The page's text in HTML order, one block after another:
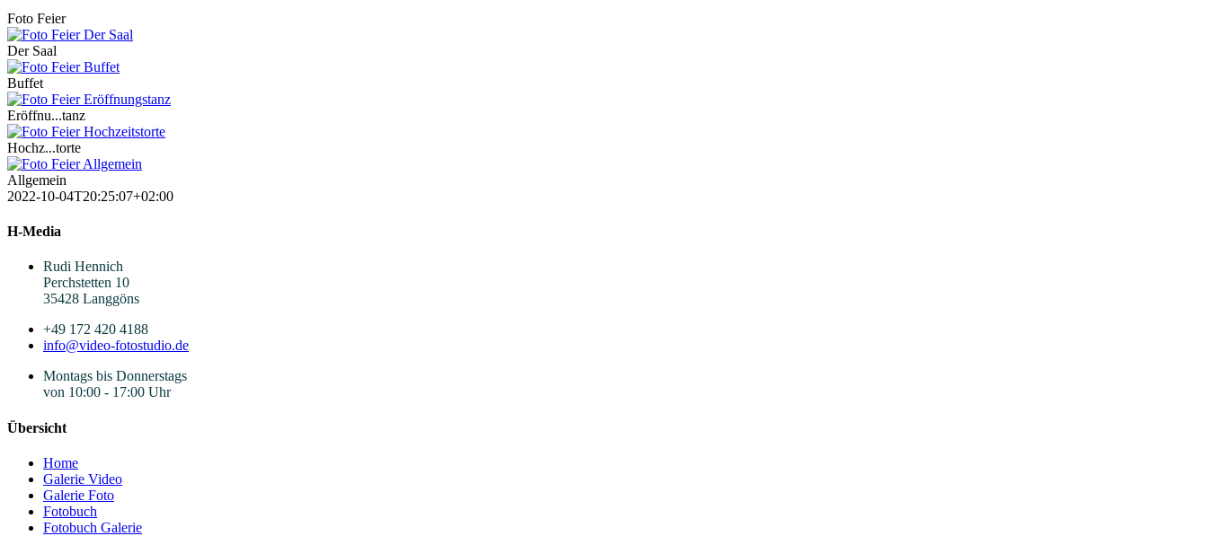
Foto Feier
Der Saal
Buffet
Eröffnu...tanz
Hochz...torte
Allgemein
2022-10-04T20:25:07+02:00
H-Media
Rudi Hennich
Perchstetten 10
35428 Langgöns
+49 172 420 4188
info@video-fotostudio.de
Montags bis Donnerstags
von 10:00 - 17:00 Uhr
Übersicht
Home
Galerie Video
Galerie Foto
Fotobuch
Fotobuch Galerie